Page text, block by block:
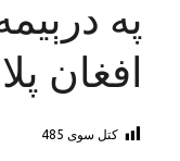
په
افغان
کتل سوی 485